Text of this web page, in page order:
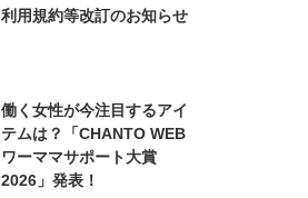
利用規約等改訂のお知らせ
働く女性が今注目するアイ
テムは？「CHANTO WEB
ワーママサポート大賞
2026」発表！